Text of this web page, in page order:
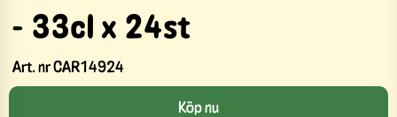
- 33cl x 24st
Art. nrCAR14924
Köp nu